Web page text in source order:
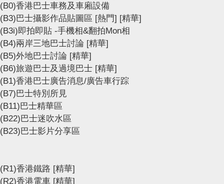
(B0)香港巴士車務及車廂設備
(B3)巴士攝影作品貼圖區 [熱門] [精華]
(B3i)即拍即貼 -手機相&翻拍Mon相
(B4)兩岸三地巴士討論 [精華]
(B5)外地巴士討論 [精華]
(B6)旅遊巴士及過境巴士 [精華]
(B1)香港巴士廣告消息/廣告車行踪
(B7)巴士特別所見
(B11)巴士精華區
(B22)巴士迷吹水區
(B23)巴士影片分享區
(R1)香港鐵路 [精華]
(R2)香港電車 [精華]